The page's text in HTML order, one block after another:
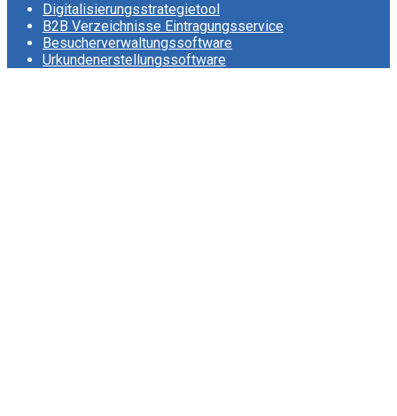
Digitalisierungsstrategietool
B2B Verzeichnisse Eintragungsservice
Besucherverwaltungssoftware
Urkundenerstellungssoftware